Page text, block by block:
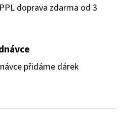
doprava zdarma od 3
přidáme dárek